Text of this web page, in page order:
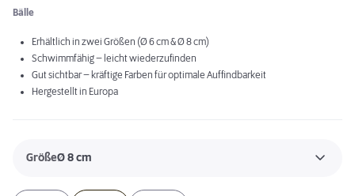
Bälle
Erhältlich in zwei Größen (Ø 6 cm & Ø 8 cm)
Schwimmfähig – leicht wiederzufinden
Gut sichtbar – kräftige Farben für optimale Auffindbarkeit
Hergestellt in Europa
GrößeØ 8 cm